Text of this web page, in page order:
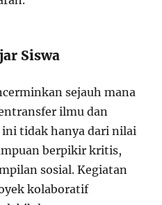
Siswa
sejauh mana
ilmu dan
tidak hanya dari nilai
berpikir kritis,
sosial. Kegiatan
kolaboratif